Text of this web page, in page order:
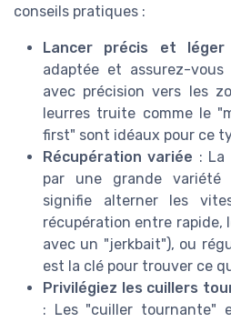
conseils pratiques :
Lancer précis et léger
adaptée et assurez-
avec précision vers les
leurres truite comme le
first" sont idéaux pour ce
Récupération variée :
par une grande variété
signifie alterner les
récupération entre rapide,
avec un "jerkbait"), ou
est la clé pour trouver ce
Privilégiez les cuillers
: Les "cuiller tournante"